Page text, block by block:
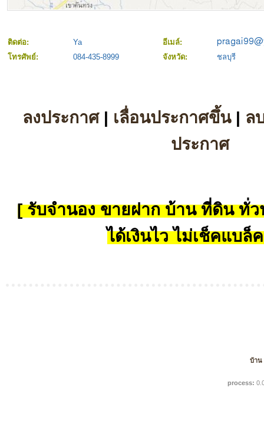
ติดต่อ: Ya
อีเมล์:
โทรศัพย์:
084-435-8999 จังหวัด: ชลบุรี
ลงประกาศ| เลื่อนประกาศขึ้น| ล
ประกาศ
[ รับจำนอง ขายฝาก บ้าน ที่ดิน ทั่ว
ได้เงินไว ไม่เช็คแบล็
บ้าน
process: